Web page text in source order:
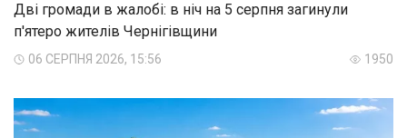
Дві громади в жалобі: в ніч на 5 серпня загинули
п'ятеро жителів Чернігівщини
06 СЕРПНЯ 2026, 15:56 1950